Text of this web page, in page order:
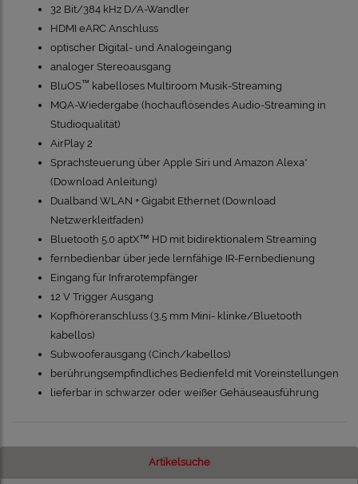
32 Bit/384 kHz D/A-Wandler
HDMI eARC Anschluss
optischer Digital- und Analogeingang
analoger Stereoausgang
BluOS™ kabelloses Multiroom Musik-Streaming
MQA-Wiedergabe (hochauflösendes Audio-Streaming in
Studioqualität)
AirPlay 2
Sprachsteuerung über Apple Siri und Amazon Alexa*
(Download Anleitung)
Dualband WLAN + Gigabit Ethernet (Download
Netzwerkleitfaden)
Bluetooth 5.0 aptX™ HD mit bidirektionalem Streaming
fernbedienbar über jede lernfähige IR-Fernbedienung
Eingang für Infrarotempfänger
12 V Trigger Ausgang
Kopfhöreranschluss (3,5 mm Mini- klinke/Bluetooth
kabellos)
Subwooferausgang (Cinch/kabellos)
berührungsempfindliches Bedienfeld mit Voreinstellungen
lieferbar in schwarzer oder weißer Gehäuseausführung
Artikelsuche